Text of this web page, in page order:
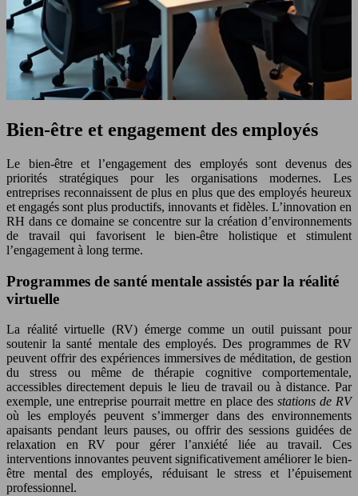
Bien-être et engagement des employés
Le bien-être et l’engagement des employés sont devenus des
priorités stratégiques pour les organisations modernes. Les
entreprises reconnaissent de plus en plus que des employés heureux
et engagés sont plus productifs, innovants et fidèles. L’innovation en
RH dans ce domaine se concentre sur la création d’environnements
de travail qui favorisent le bien-être holistique et stimulent
l’engagement à long terme.
Programmes de santé mentale assistés par la réalité
virtuelle
La réalité virtuelle (RV) émerge comme un outil puissant pour
soutenir la santé mentale des employés. Des programmes de RV
peuvent offrir des expériences immersives de méditation, de gestion
du stress ou même de thérapie cognitive comportementale,
accessibles directement depuis le lieu de travail ou à distance. Par
exemple, une entreprise pourrait mettre en place des stations de RV
où les employés peuvent s’immerger dans des environnements
apaisants pendant leurs pauses, ou offrir des sessions guidées de
relaxation en RV pour gérer l’anxiété liée au travail. Ces
interventions innovantes peuvent significativement améliorer le bien-
être mental des employés, réduisant le stress et l’épuisement
professionnel.